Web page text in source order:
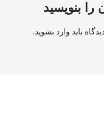
را بنویسید
باید وارد بشوید.